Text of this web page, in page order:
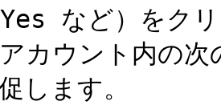
など）をクリ
カウント内の
します。